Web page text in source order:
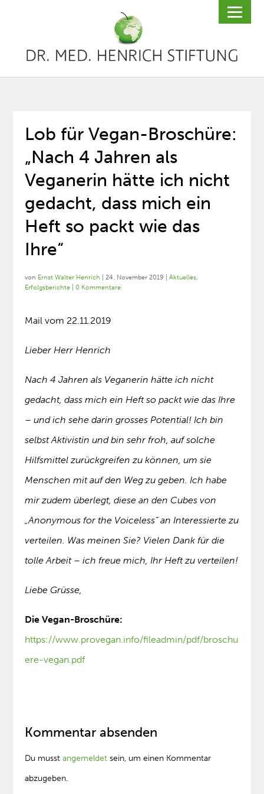
Lob für Vegan-Broschüre:
„Nach 4 Jahren als
Veganerin hätte ich nicht
gedacht, dass mich ein
Heft so packt wie das
Ihre“
von Ernst Walter Henrich |24. November 2019 |Aktuelles,
Erfolgsberichte |0 Kommentare
Mail vom 22.11.2019
Lieber Herr Henrich
Nach 4 Jahren als Veganerin hätte ich nicht
gedacht, dass mich ein Heft so packt wie das Ihre
– und ich sehe darin grosses Potential! Ich bin
selbst Aktivistin und bin sehr froh, auf solche
Hilfsmittel zurückgreifen zu können, um sie
Menschen mit auf den Weg zu geben. Ich habe
mir zudem überlegt, diese an den Cubes von
„Anonymous for the Voiceless“ an Interessierte zu
verteilen. Was meinen Sie? Vielen Dank für die
tolle Arbeit – ich freue mich, Ihr Heft zu verteilen!
Liebe Grüsse,
Die Vegan-Broschüre:
https://www.provegan.info/fileadmin/pdf/broschu
ere-vegan.pdf
Kommentar absenden
Du musstangemeldet sein, um einen Kommentar
abzugeben.